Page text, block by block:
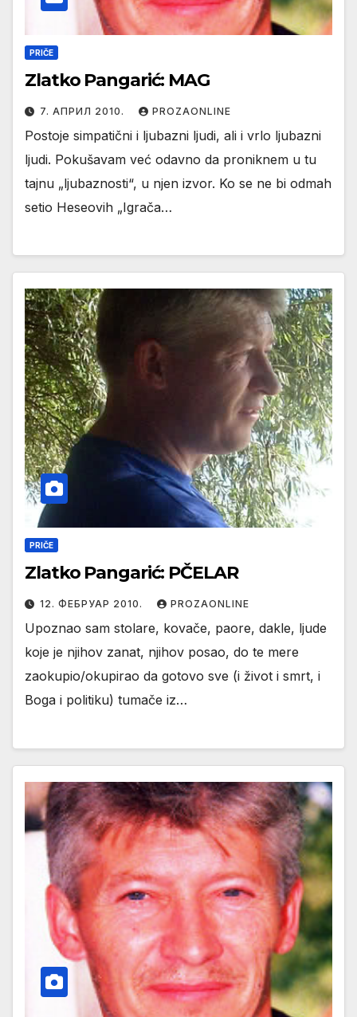
PRIČE
Zlatko Pangarić: MAG
7. АПРИЛ 2010. PROZAONLINE
Postoje simpatični i ljubazni ljudi, ali i vrlo ljubazni
ljudi. Pokušavam već odavno da proniknem u tu
tajnu „ljubaznosti“, u njen izvor. Ko se ne bi odmah
setio Heseovih „Igrača…
PRIČE
Zlatko Pangarić: PČELAR
12. ФЕБРУАР 2010. PROZAONLINE
Upoznao sam stolare, kovače, paore, dakle, ljude
koje je njihov zanat, njihov posao, do te mere
zaokupio/okupirao da gotovo sve (i život i smrt, i
Boga i politiku) tumače iz…